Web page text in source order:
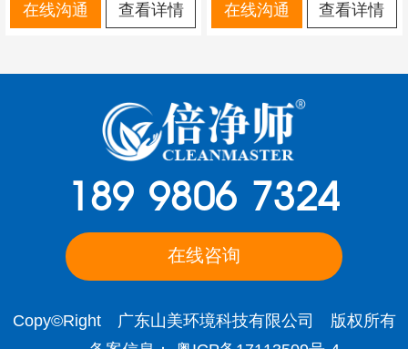
在线沟通 查看详情 在线沟通 查看详情
189 9806 7324
在线咨询
Copy©Right 广东山美环境科技有限公司 版权所有